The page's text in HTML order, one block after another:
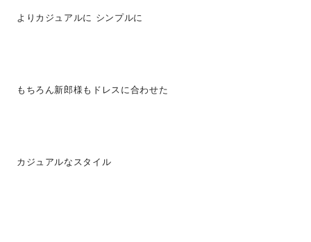
よりカジュアルに シンプルに
もちろん新郎様もドレスに合わせた
カジュアルなスタイル